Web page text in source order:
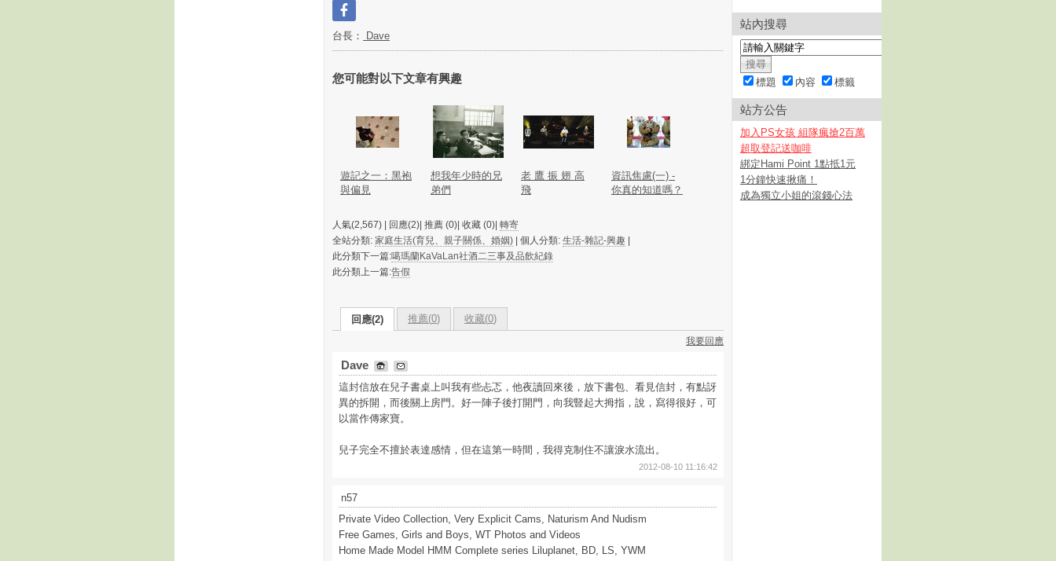
台長： Dave
您可能對以下文章有興趣
遊記之一：黑袍
與偏見
想我年少時的兄
弟們
老 鷹 振 翅 高
飛
資訊焦慮(一) -
你真的知道嗎？
人氣(2,567) | 回應(2)| 推薦 (0)| 收藏 (0)| 轉寄
全站分類: 家庭生活(育兒、親子關係、婚姻) | 個人分類: 生活-雜記-興趣
此分類下一篇:噶瑪蘭KaVaLan社酒二三事及品飲紀錄
此分類上一篇:告假
回應(2) 推薦(0) 收藏(0)
我要回應
Dave
這封信放在兒子書桌上叫我有些忐忑，他夜讀回來後，放下書包、看見信封，有點訝
異的拆開，而後關上房門。好一陣子後打開門，向我豎起大拇指，說，寫得很好，可
以當作傳家寶。
兒子完全不擅於表達感情，但在這第一時間，我得克制住不讓淚水流出。
2012-08-10 11:16:42
n57
Private Video Collection, Very Explicit Cams, Naturism And Nudism
Free Games, Girls and Boys, WT Photos and Videos
Home Made Model HMM Complete series Liluplanet, BD, LS, YWM
站內搜尋
標題 內容 標籤
站方公告
加入PS女孩 組隊瘋搶2百萬
超取登記送咖啡
綁定Hami Point 1點抵1元
1分鐘快速揪痛！
成為獨立小姐的滾錢心法